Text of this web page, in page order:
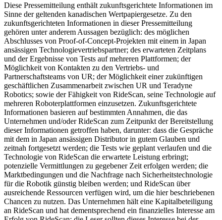
Diese Pressemitteilung enthält zukunftsgerichtete Informationen im
Sinne der geltenden kanadischen Wertpapiergesetze. Zu den
zukunftsgerichteten Informationen in dieser Pressemitteilung
gehören unter anderem Aussagen bezüglich: des möglichen
Abschlusses von Proof-of-Concept-Projekten mit einem in Japan
ansässigen Technologievertriebspartner; des erwarteten Zeitplans
und der Ergebnisse von Tests auf mehreren Plattformen; der
Möglichkeit von Kontakten zu den Vertriebs- und
Partnerschaftsteams von UR; der Möglichkeit einer zukünftigen
geschäftlichen Zusammenarbeit zwischen UR und Teradyne
Robotics; sowie der Fähigkeit von RideScan, seine Technologie auf
mehreren Roboterplattformen einzusetzen. Zukunftsgerichtete
Informationen basieren auf bestimmten Annahmen, die das
Unternehmen und/oder RideScan zum Zeitpunkt der Bereitstellung
dieser Informationen getroffen haben, darunter: dass die Gespräche
mit dem in Japan ansässigen Distributor in gutem Glauben und
zeitnah fortgesetzt werden; die Tests wie geplant verlaufen und die
Technologie von RideScan die erwartete Leistung erbringt;
potenzielle Vermittlungen zu gegebener Zeit erfolgen werden; die
Marktbedingungen und die Nachfrage nach Sicherheitstechnologie
für die Robotik günstig bleiben werden; und RideScan über
ausreichende Ressourcen verfügen wird, um die hier beschriebenen
Chancen zu nutzen. Das Unternehmen hält eine Kapitalbeteiligung
an RideScan und hat dementsprechend ein finanzielles Interesse am